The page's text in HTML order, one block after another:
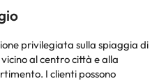
privilegiata sulla spiaggia di
al centro città e alla
I clienti possono